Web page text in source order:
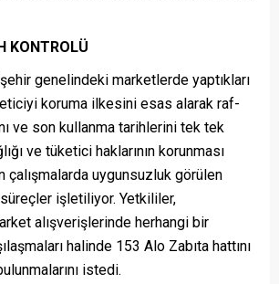
KONTROLÜ
genelindeki marketlerde yaptıkları
koruma ilkesini esas alarak raf-
ve son kullanma tarihlerini tek tek
ve tüketici haklarının korunması
çalışmalarda uygunsuzluk görülen
işletiliyor. Yetkililer,
alışverişlerinde herhangi bir
halinde 153 Alo Zabıta hattını
istedi.